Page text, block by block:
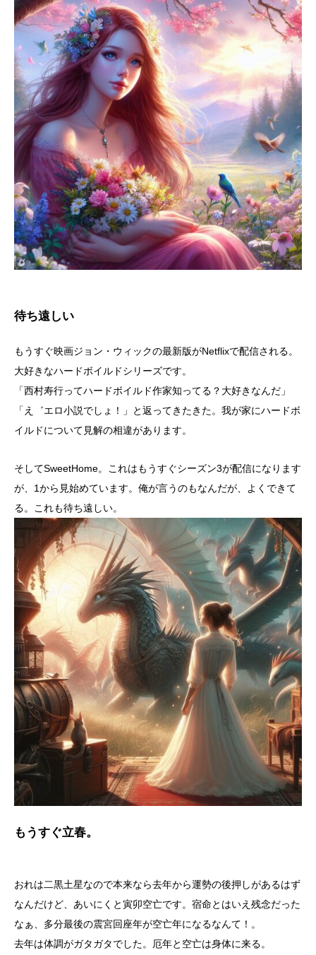
待ち遠しい
もうすぐ映画ジョン・ウィックの最新版がNetflixで配信される。
大好きなハードボイルドシリーズです。
「西村寿行ってハードボイルド作家知ってる？大好きなんだ」
「え゛エロ小説でしょ！」と返ってきたきた。我が家にハードボ
イルドについて見解の相違があります。
そしてSweetHome。これはもうすぐシーズン3が配信になります
が、1から見始めています。俺が言うのもなんだが、よくできて
る。これも待ち遠しい。
もうすぐ立春。
おれは二黒土星なので本来なら去年から運勢の後押しがあるはず
なんだけど、あいにくと寅卯空亡です。宿命とはいえ残念だった
なぁ、多分最後の震宮回座年が空亡年になるなんて！。
去年は体調がガタガタでした。厄年と空亡は身体に来る。